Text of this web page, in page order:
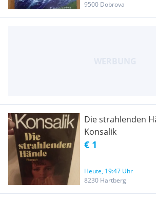
9500 Dobrova
Die strahlenden
Konsalik
€ 1
Heute, 19:47 Uhr
8230 Hartberg